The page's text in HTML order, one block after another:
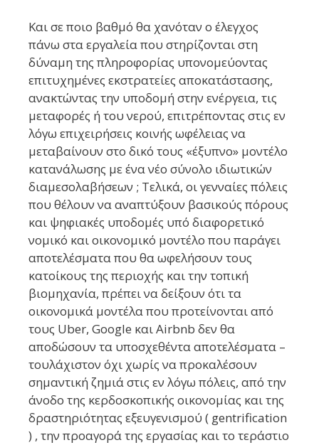
Και σε ποιο βαθμό θα χανόταν ο έλεγχος
πάνω στα εργαλεία που στηρίζονται στη
δύναμη της πληροφορίας υπονομεύοντας
επιτυχημένες εκστρατείες αποκατάστασης,
ανακτώντας την υποδομή στην ενέργεια, τις
μεταφορές ή του νερού, επιτρέποντας στις εν
λόγω επιχειρήσεις κοινής ωφέλειας να
μεταβαίνουν στο δικό τους «έξυπνο» μοντέλο
κατανάλωσης με ένα νέο σύνολο ιδιωτικών
διαμεσολαβήσεων ; Τελικά, οι γενναίες πόλεις
που θέλουν να αναπτύξουν βασικούς πόρους
και ψηφιακές υποδομές υπό διαφορετικό
νομικό και οικονομικό μοντέλο που παράγει
αποτελέσματα που θα ωφελήσουν τους
κατοίκους της περιοχής και την τοπική
βιομηχανία, πρέπει να δείξουν ότι τα
οικονομικά μοντέλα που προτείνονται από
τους Uber, Google και Airbnb δεν θα
αποδώσουν τα υποσχεθέντα αποτελέσματα –
τουλάχιστον όχι χωρίς να προκαλέσουν
σημαντική ζημιά στις εν λόγω πόλεις, από την
άνοδο της κερδοσκοπικής οικονομίας και της
δραστηριότητας εξευγενισμού ( gentrification
) , την προαγορά της εργασίας και το τεράστιο